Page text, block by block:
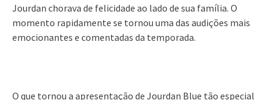
Jourdan chorava de felicidade ao lado de sua família. O
momento rapidamente se tornou uma das audições mais
emocionantes e comentadas da temporada.
O que tornou a apresentação de Jourdan Blue tão especial